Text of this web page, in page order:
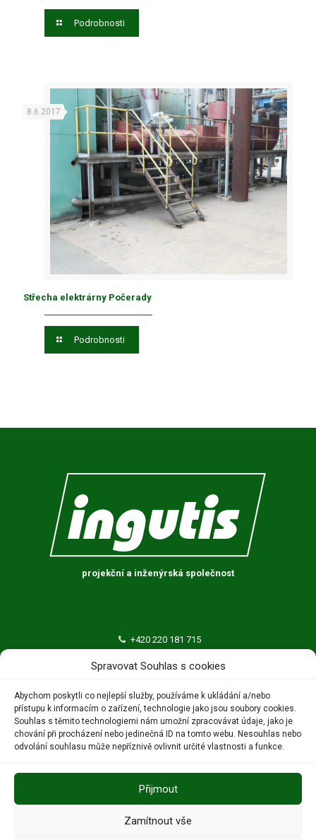
Spravovat Souhlas s cookies
Abychom poskytli co nejlepší služby, používáme k ukládání a/nebo
přístupu k informacím o zařízení, technologie jako jsou soubory cookies.
Souhlas s těmito technologiemi nám umožní zpracovávat údaje, jako je
chování při procházení nebo jedinečná ID na tomto webu. Nesouhlas nebo
odvolání souhlasu může nepříznivě ovlivnit určité vlastnosti a funkce.
Přijmout
Zamítnout vše
Podrobnosti
8.6.2017
Střecha elektrárny Počerady
Podrobnosti
projekční a inženýrská společnost
+420 220 181 715
ingutis@ingutis.cz
Thákurova 676/3
160 00 Praha 6 – Dejvice